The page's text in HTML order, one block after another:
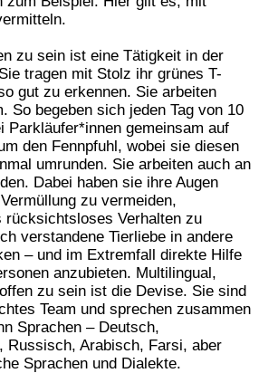
zu sein ist eine Tätigkeit in der
tragen mit Stolz ihr grünes T-
gut zu erkennen. Sie arbeiten
So begeben sich jeden Tag von 10
Parkläufer*innen gemeinsam auf
den Fennpfuhl, wobei sie diesen
umrunden. Sie arbeiten auch an
Dabei haben sie ihre Augen
zu vermeiden,
rücksichtsloses Verhalten zu
verstandene Tierliebe in andere
– und im Extremfall direkte Hilfe
anzubieten. Multilingual,
zu sein ist die Devise. Sie sind
Team und sprechen zusammen
Sprachen – Deutsch,
Russisch, Arabisch, Farsi, aber
Sprachen und Dialekte.